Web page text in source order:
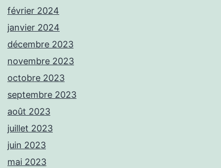
février 2024
janvier 2024
décembre 2023
novembre 2023
octobre 2023
septembre 2023
août 2023
juillet 2023
juin 2023
mai 2023